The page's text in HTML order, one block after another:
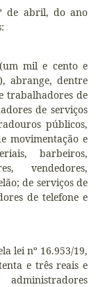
de abril, do ano
mil e cento e
abrange, dentre
trabalhadores de
de serviços
públicos,
movimentação e
barbeiros,
vendedores,
de serviços de
de telefone e
lei nº 16.953/19,
e três reais e